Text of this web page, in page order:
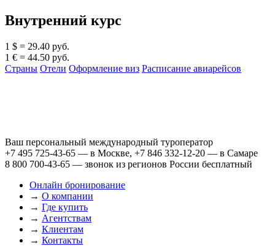
Внутренний курс
1 $ = 29.40 руб.
1 € = 44.50 руб.
Страны Отели Оформление виз Расписание авиарейсов
Ваш персональный международный туроператор
+7 495 725-43-65 — в Москве, +7 846 332-12-20 — в Самаре
8 800 700-43-65 — звонок из регионов России бесплатный
Онлайн бронирование
→ О компании
→ Где купить
→ Агентствам
→ Клиентам
→ Контакты